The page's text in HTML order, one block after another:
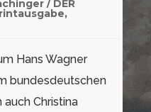
/ DER
Hans Wagner
bundesdeutschen
auch Christina